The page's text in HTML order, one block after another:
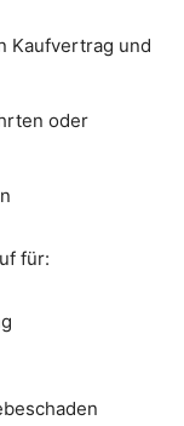
Kaufvertrag und
oder
für: